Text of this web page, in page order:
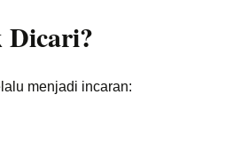
Dicari?
menjadi incaran: